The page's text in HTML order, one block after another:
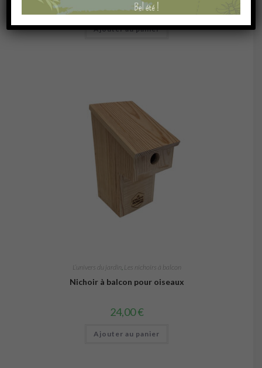
31,00€
Ajouter au panier
L’univers du jardin Les nichoirs à balcon
Nichoir à balcon pour oiseaux
24,00€
Ajouter au panier